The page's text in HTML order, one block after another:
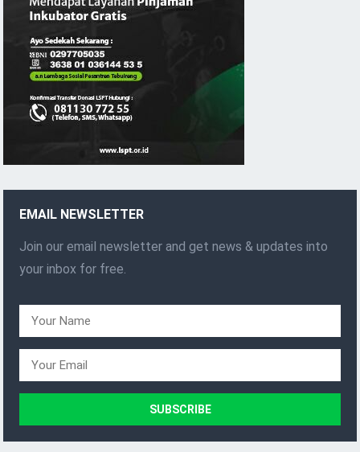
EMAIL NEWSLETTER
Join our email newsletter and get news & updates into
your inbox for free.